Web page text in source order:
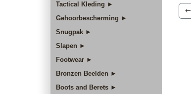
Tactical Kleding ►
Gehoorbescherming ►
Snugpak ►
Slapen ►
Footwear ►
Bronzen Beelden ►
Boots and Berets ►